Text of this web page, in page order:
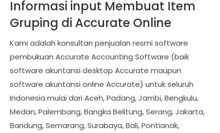
Informasi input Membuat Item
Gruping di Accurate Online
Kami adalah konsultan penjualan resmi software
pembukuan Accurate Accounting Software (baik
software akuntansi desktop Accurate maupun
software akuntansi online Accurate) untuk seluruh
Indonesia mulai dari Aceh, Padang, Jambi, Bengkulu,
Medan, Palembang, Bangka Belitung, Serang, Jakarta,
Bandung, Semarang, Surabaya, Bali, Pontianak,